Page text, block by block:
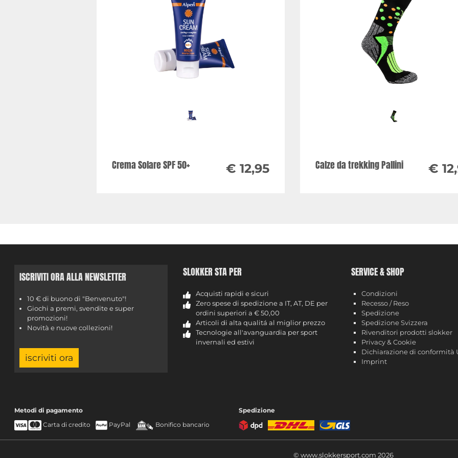
Crema Solare SPF 50+ € 12,95 Calze da trekking Pallini €
ISCRIVITI ORA ALLA NEWSLETTER
10 € di buono di "Benvenuto"!
Giochi a premi, svendite e super
promozioni!
Novità e nuove collezioni!
iscriviti ora
SLOKKER STA PER
Acquisti rapidi e sicuri
Zero spese di spedizione a IT, AT, DE per
ordini superiori a € 50,00
Articoli di alta qualitá al miglior prezzo
Tecnologie all'avanguardia per sport
invernali ed estivi
SERVICE & SHOP
Condizioni
Recesso / Reso
Spedizione
Spedizione Svizzera
Rivenditori prodotti slokker
Privacy & Cookie
Dichiarazione di conformità
Imprint
Metodi di pagamento
Carta di credito
PayPal Bonifico bancario
Spedizione
© www.slokkersport.com 2026